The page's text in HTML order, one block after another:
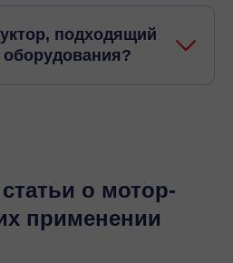
подходящий
оборудования?
о мотор-
применении